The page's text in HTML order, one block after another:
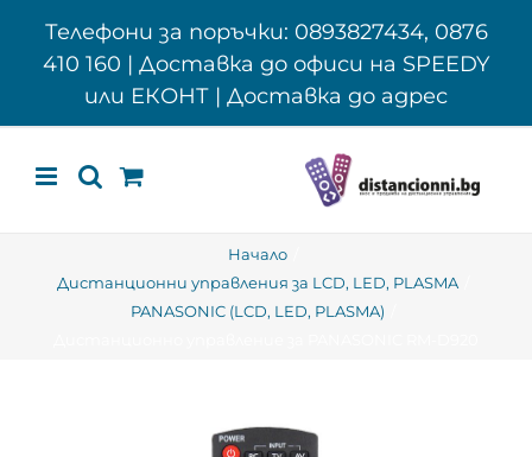
Телефони за поръчки: 0893827434, 0876
410 160 | Доставка до офиси на SPEEDY
или ЕКОНТ | Доставка до адрес
Начало
Дистанционни управления за LCD, LED, PLASMA
PANASONIC (LCD, LED, PLASMA)